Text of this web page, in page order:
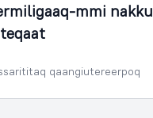
mmi
qaangiutereerpoq